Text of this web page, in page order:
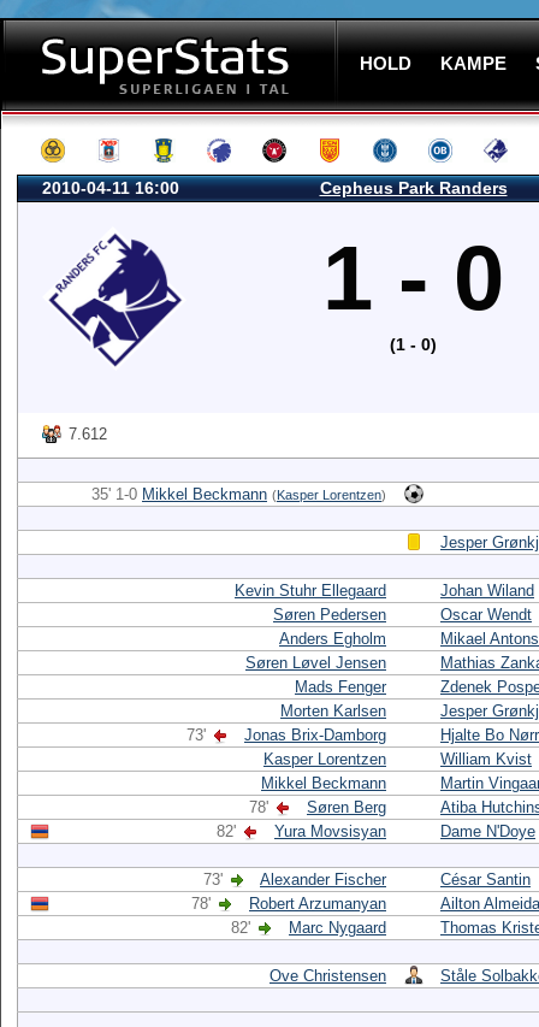
HOLD KAMPE
2010-04-11 16:00 Cepheus Park Randers
1 - 0
(1 - 0)
7.612
35' 1-0 Mikkel Beckmann (Kasper Lorentzen)
Jesper
Kevin Stuhr Ellegaard
Johan Wiland
Søren Pedersen
Oscar Wendt
Anders Egholm
Mikael
Søren Løvel Jensen
Mathias
Mads Fenger
Zdenek
Morten Karlsen
Jesper
73'
Jonas Brix-Damborg
Hjalte Bo
Kasper Lorentzen
William Kvist
Mikkel Beckmann
Martin
78'
Søren Berg
Atiba
82'
Yura Movsisyan Dame N'Doye
73' Alexander Fischer
César Santin
78'
Robert Arzumanyan
Ailton Almeida
82'
Marc Nygaard Thomas
Ove Christensen Ståle